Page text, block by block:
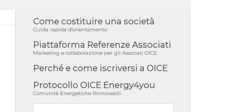
Come costituire una società
Guida rapida d'orientamento
Piattaforma Referenze Associati
Marketing e collaborazione per gli Associati OICE
Perché e come iscriversi a OICE
Protocollo OICE Energy4you
Comunità Energetiche Rinnovabili